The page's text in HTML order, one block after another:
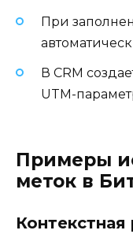
При
В CRM
UTM-
Примеры
меток в